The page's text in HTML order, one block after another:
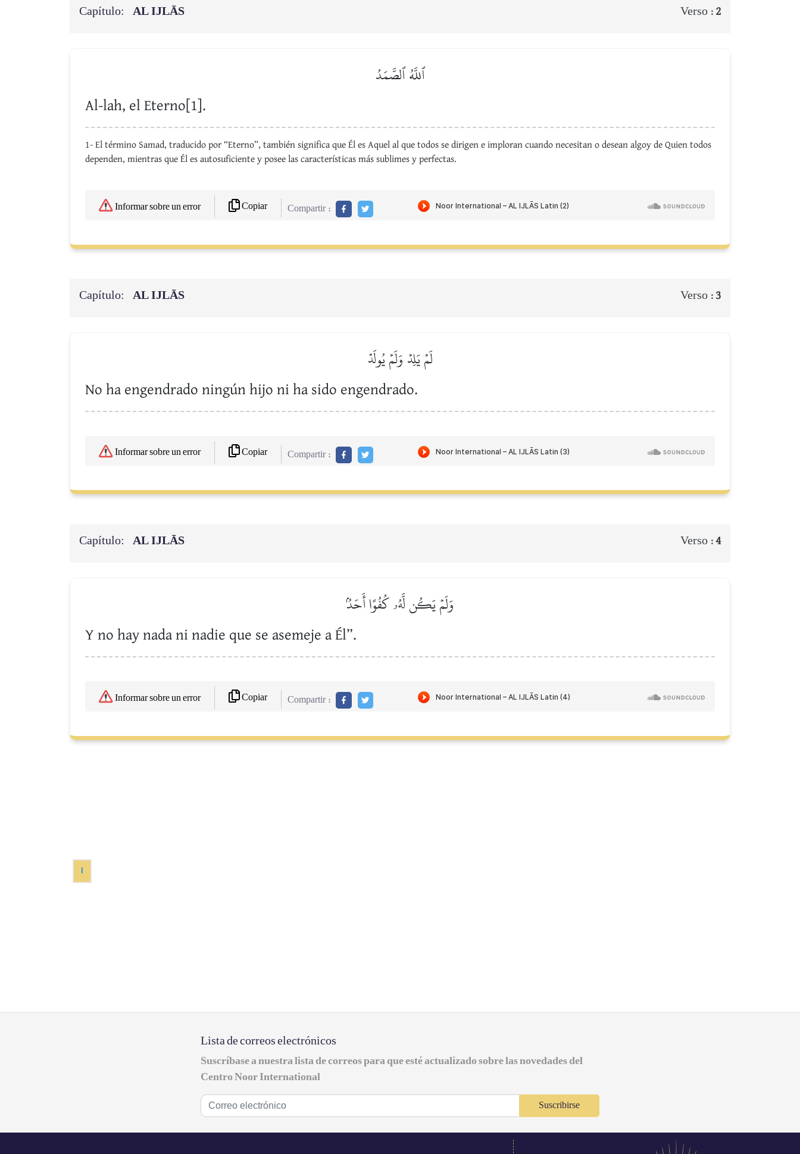
Capítulo: AL IJLĀS Verso : 2
ٱللَّهُ ٱلصَّمَدُ
Al-lah, el Eterno[1].
1- El término Samad, traducido por “Eterno”, también significa que Él es Aquel al que todos se dirigen e imploran cuando necesitan o desean algoy de Quien todos
dependen, mientras que Él es autosuficiente y posee las características más sublimes y perfectas.
Informar sobre un error Copiar Compartir :
Capítulo: AL IJLĀS Verso :3
لَمۡ يَلِدۡ وَلَمۡ يُولَدۡ
No ha engendrado ningún hijo ni ha sido engendrado.
Informar sobre un error Copiar Compartir :
Capítulo: AL IJLĀS Verso :4
وَلَمۡ يَكُن لَّهُۥ كُفُوًا أَحَدُۢ
Y no hay nada ni nadie que se asemeje a Él”.
Informar sobre un error Copiar Compartir :
1
Lista de correos electrónicos
Suscríbase a nuestra lista de correos para que esté actualizado sobre las novedades del
Centro Noor International
Suscribirse